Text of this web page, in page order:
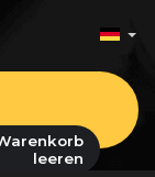
leeren